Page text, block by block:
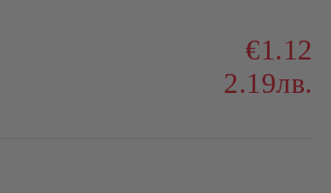
€1.12
2.19лв.